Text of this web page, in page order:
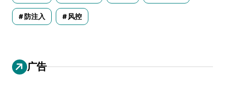
防注入 风控
广告